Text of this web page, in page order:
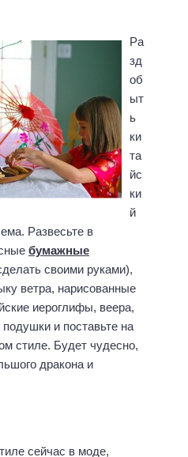
Ра
зд
об
ыт
ь
ки
та
йс
ки
й
Развесьте в
бумажные
своими руками),
ветра, нарисованные
иероглифы, веера,
и поставьте на
стиле. Будет чудесно,
дракона и
сейчас в моде,